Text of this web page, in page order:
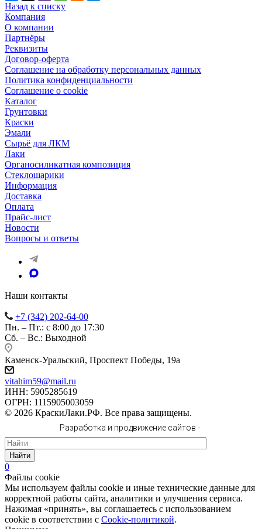
Назад к списку
Компания
О компании
Партнёры
Реквизиты
Договор-оферта
Соглашение на обработку персональных данных
Политика конфиденциальности
Соглашение о cookie
Каталог
Грунтовки
Краски
Эмали
Сырьё для ЛКМ
Лаки
Органосиликатная композиция
Стеклошарики
Информация
Доставка
Оплата
Прайс-лист
Новости
Вопросы и ответы
Наши контакты
+7 (342) 202-64-00
Пн. – Пт.: с 8:00 до 17:30
Сб. – Вс.: Выходной
Каменск-Уральский, Проспект Победы, 19а
vitahim59@mail.ru
ИНН: 5905285619
ОГРН: 1115905003059
© 2026 КраскиЛаки.РФ. Все права защищены.
Разработка и продвижение сайтов -
Найти
0
Файлы cookie
Мы используем файлы cookie и иные технические данные для
корректной работы сайта, аналитики и улучшения сервиса.
Нажимая «принять», вы соглашаетесь с использованием
cookie в соответствии с Cookie-политикой.